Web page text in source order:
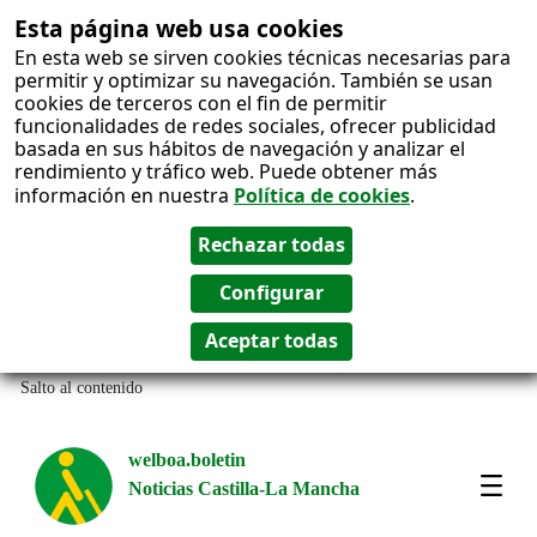
Esta página web usa cookies
En esta web se sirven cookies técnicas necesarias para
permitir y optimizar su navegación. También se usan
cookies de terceros con el fin de permitir
funcionalidades de redes sociales, ofrecer publicidad
basada en sus hábitos de navegación y analizar el
rendimiento y tráfico web. Puede obtener más
información en nuestra Política de cookies.
Salto al contenido
welboa.boletin
Noticias Castilla-La Mancha